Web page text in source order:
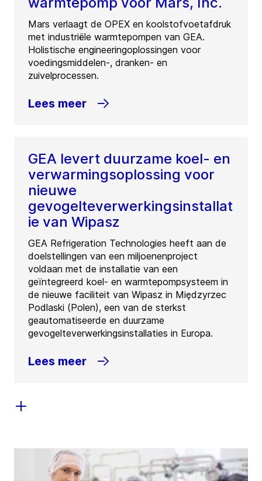
Mars verlaagt de OPEX en koolstofvoetafdruk
met industriële warmtepompen van GEA.
Holistische engineeringoplossingen voor
voedingsmiddelen-, dranken- en
zuivelprocessen.
Lees meer
GEA levert duurzame koel- en
verwarmingsoplossing voor
nieuwe
gevogelteverwerkingsinstallat
ie van Wipasz
GEA Refrigeration Technologies heeft aan de
doelstellingen van een miljoenenproject
voldaan met de installatie van een
geïntegreerd koel- en warmtepompsysteem in
de nieuwe faciliteit van Wipasz in Międzyrzec
Podlaski (Polen), een van de sterkst
geautomatiseerde en duurzame
gevogelteverwerkingsinstallaties in Europa.
Lees meer